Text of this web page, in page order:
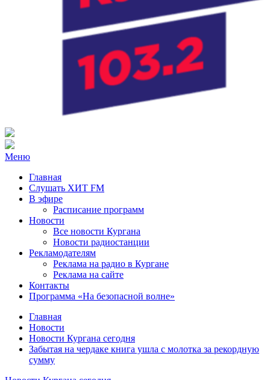
Радио ХИТ FM Курган
103.2 FM
Меню
Главная
Слушать ХИТ FM
В эфире
Расписание программ
Новости
Все новости Кургана
Новости радиостанции
Рекламодателям
Реклама на радио в Кургане
Реклама на сайте
Контакты
Программа «На безопасной волне»
Главная
Новости
Новости Кургана сегодня
Забытая на чердаке книга ушла с молотка за рекордную
сумму